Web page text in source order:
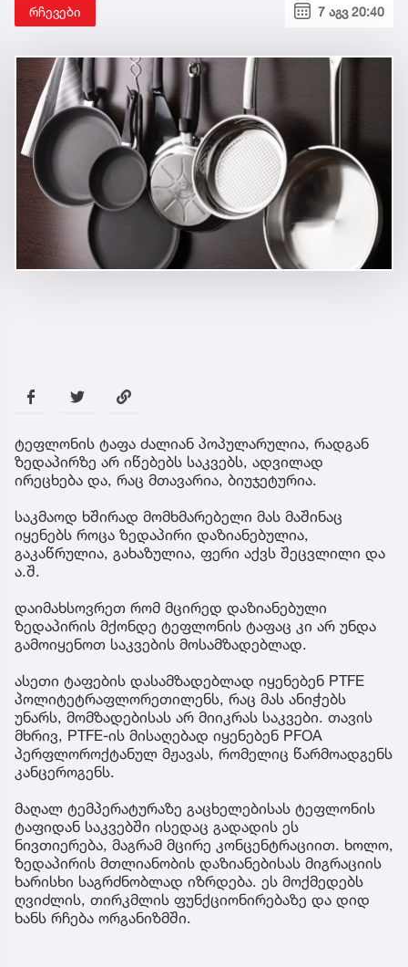
რჩევები 7 აგვ 20:40
ტეფლონის ტაფა ძალიან პოპულარულია, რადგან
ზედაპირზე არ იწებებს საკვებს, ადვილად
ირეცხება და, რაც მთავარია, ბიუჯეტურია.
საკმაოდ ხშირად მომხმარებელი მას მაშინაც
იყენებს როცა ზედაპირი დაზიანებულია,
გაკაწრულია, გახაზულია, ფერი აქვს შეცვლილი და
ა.შ.
დაიმახსოვრეთ რომ მცირედ დაზიანებული
ზედაპირის მქონდე ტეფლონის ტაფაც კი არ უნდა
გამოიყენოთ საკვების მოსამზადებლად.
ასეთი ტაფების დასამზადებლად იყენებენ PTFE
პოლიტეტრაფლორეთილენს, რაც მას ანიჭებს
უნარს, მომზადებისას არ მიიკრას საკვები. თავის
მხრივ, PTFE-ის მისაღებად იყენებენ PFOA
პერფლოროქტანულ მჟავას, რომელიც წარმოადგენს
კანცეროგენს.
მაღალ ტემპერატურაზე გაცხელებისას ტეფლონის
ტაფიდან საკვებში ისედაც გადადის ეს
ნივთიერება, მაგრამ მცირე კონცენტრაციით. ხოლო,
ზედაპირის მთლიანობის დაზიანებისას მიგრაციის
ხარისხი საგრძნობლად იზრდება. ეს მოქმედებს
ღვიძლის, თირკმლის ფუნქციონირებაზე და დიდ
ხანს რჩება ორგანიზმში.